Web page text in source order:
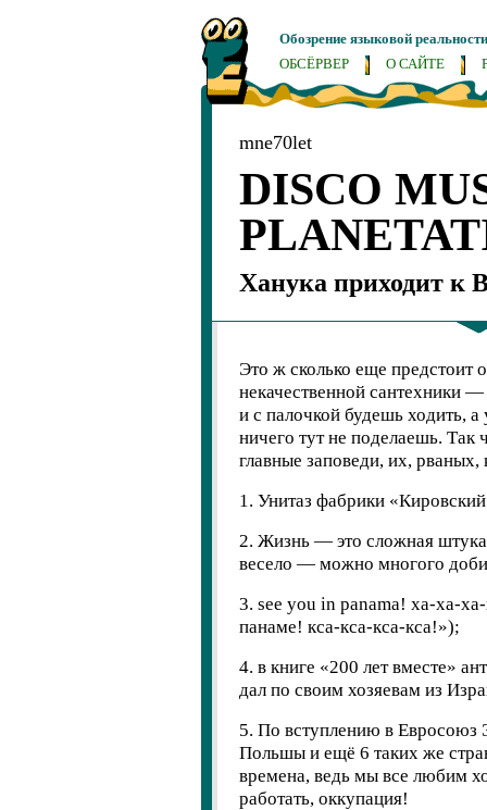
Обозрение языковой реальности
ОБСЁРВЕР
О САЙТЕ
mne70let
DISCO
Ханука приходит к
Это ж сколько еще предстоит
некачественной сантехники
и с палочкой будешь ходить,
ничего тут не поделаешь. Так
главные заповеди, их,
1. Унитаз фабрики
2. Жизнь — это сложная
весело — можно многого
3. see you in panama! хa-xa-
панаме! кса-кса-кса-кса!»);
4. в книге «200 лет вместе»
дал по своим хозяевам из
5. По вступлению в Евросоюз
Польшы и ещё 6 таких же
времена, ведь мы все любим
работать, оккупация!